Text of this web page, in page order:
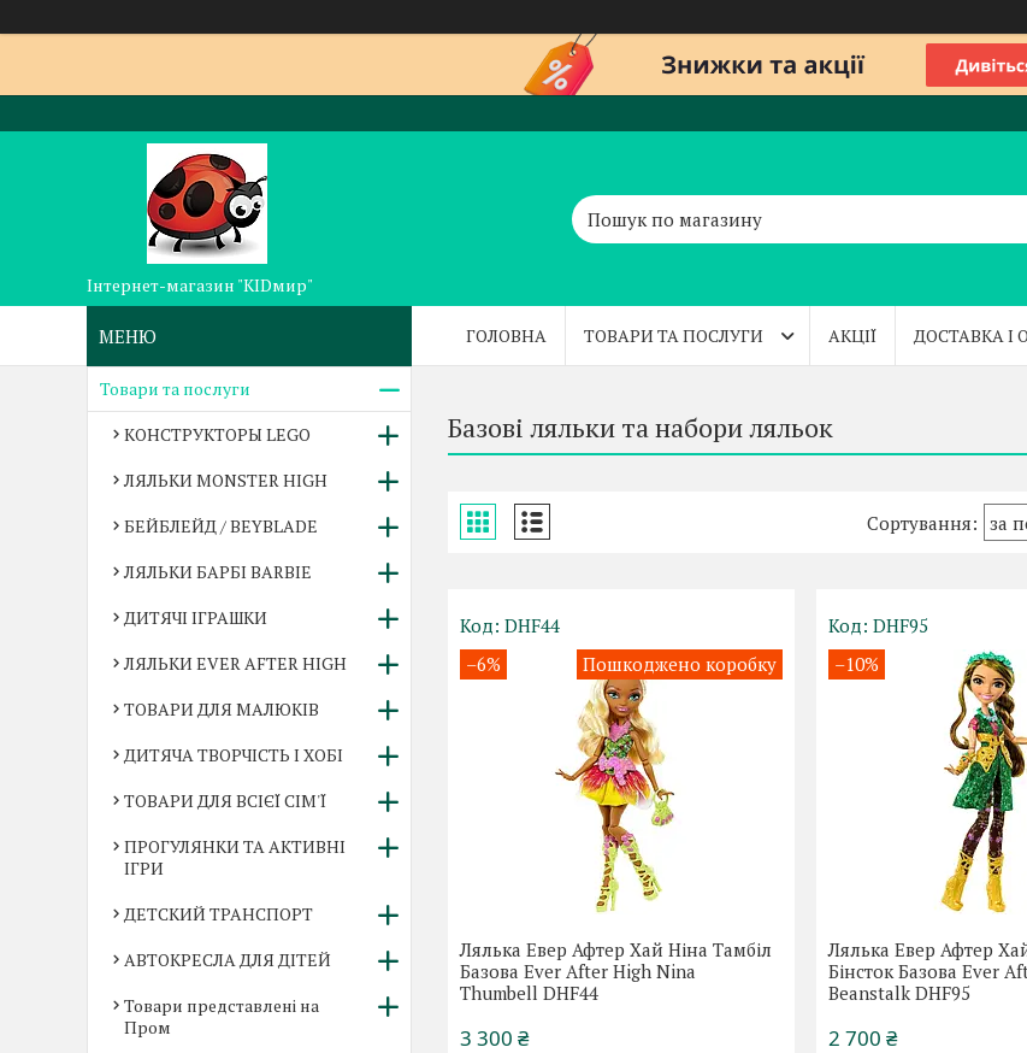
Інтернет-магазин "KIDмир"
ГОЛОВНА ТОВАРИ ТА ПОСЛУГИ АКЦІЇ ДОСТАВКА І
Базові ляльки та набори ляльок
DHF44
Пошкоджено коробку
–6%
Лялька Евер Афтер Хай Ніна Тамбіл
Базова Ever After High Nina
Thumbell DHF44
3 300 ₴
DHF95
–10%
Лялька Евер Афтер
Бінсток Базова Ever
Beanstalk DHF95
2 700 ₴
Товари та послуги
КОНСТРУКТОРЫ LEGO
ЛЯЛЬКИ MONSTER HIGH
БЕЙБЛЕЙД / BEYBLADE
ЛЯЛЬКИ БАРБІ BARBIE
ДИТЯЧІ ІГРАШКИ
ЛЯЛЬКИ EVER AFTER HIGH
ТОВАРИ ДЛЯ МАЛЮКІВ
ДИТЯЧА ТВОРЧІСТЬ І ХОБІ
ТОВАРИ ДЛЯ ВСІЄЇ СІМ'Ї
ПРОГУЛЯНКИ ТА АКТИВНІ
ІГРИ
ДЕТСКИЙ ТРАНСПОРТ
АВТОКРЕСЛА ДЛЯ ДІТЕЙ
Товари представлені на
Пром